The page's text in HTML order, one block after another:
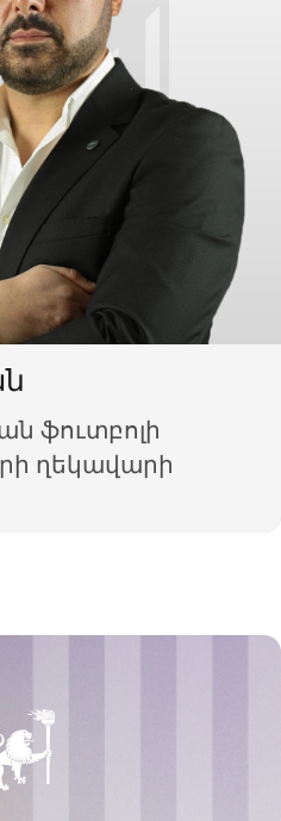
ֆուտբոլի
ղեկավարի